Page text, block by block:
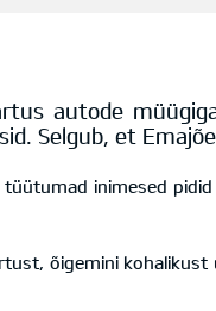
autode
Selgub, et
inimesed
õigemini